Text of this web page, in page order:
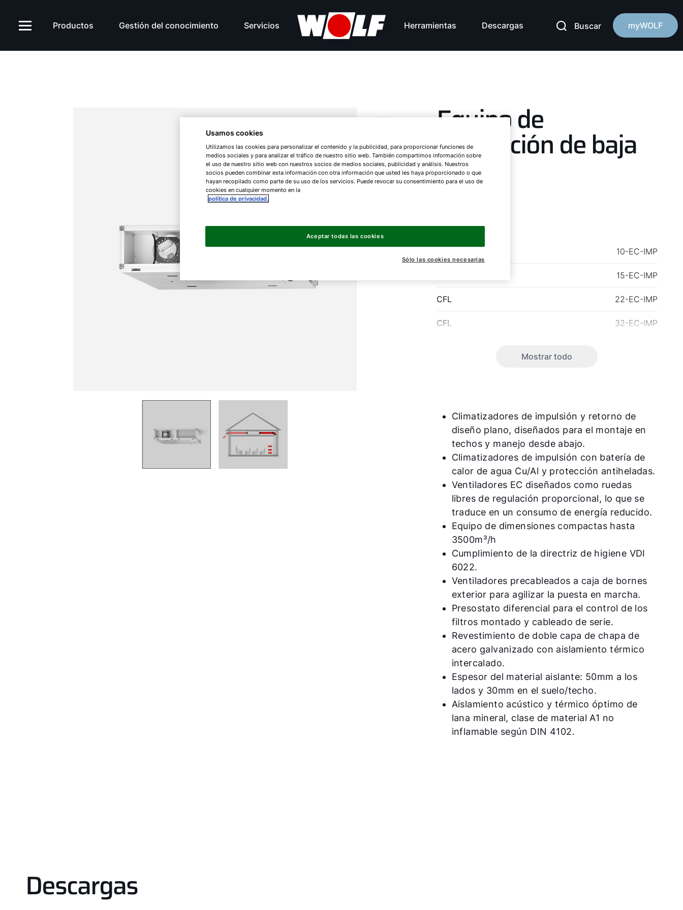
Productos Gestión del conocimiento Servicios Herramientas Descargas Buscar myWOLF
Equipo de
ventilación de baja
silueta
10-EC-IMP
15-EC-IMP
CFL 22-EC-IMP
CFL 32-EC-IMP
Mostrar todo
Climatizadores de impulsión y retorno de
diseño plano, diseñados para el montaje en
techos y manejo desde abajo.
Climatizadores de impulsión con batería de
calor de agua Cu/Al y protección antiheladas.
Ventiladores EC diseñados como ruedas
libres de regulación proporcional, lo que se
traduce en un consumo de energía reducido.
Equipo de dimensiones compactas hasta
3500m³/h
Cumplimiento de la directriz de higiene VDI
6022.
Ventiladores precableados a caja de bornes
exterior para agilizar la puesta en marcha.
Presostato diferencial para el control de los
filtros montado y cableado de serie.
Revestimiento de doble capa de chapa de
acero galvanizado con aislamiento térmico
intercalado.
Espesor del material aislante: 50mm a los
lados y 30mm en el suelo/techo.
Aislamiento acústico y térmico óptimo de
lana mineral, clase de material A1 no
inflamable según DIN 4102.
Descargas
Usamos cookies
Utilizamos las cookies para personalizar el contenido y la publicidad, para proporcionar funciones de
medios sociales y para analizar el tráfico de nuestro sitio web. También compartimos información sobre
el uso de nuestro sitio web con nuestros socios de medios sociales, publicidad y análisis. Nuestros
socios pueden combinar esta información con otra información que usted les haya proporcionado o que
hayan recopilado como parte de su uso de los servicios. Puede revocar su consentimiento para el uso de
cookies en cualquier momento en la
política de privacidad.
Sólo las cookies necesarias
Aceptar todas las cookies